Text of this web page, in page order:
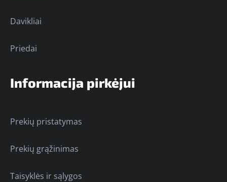
Davikliai
Priedai
Informacija pirkėjui
Prekių pristatymas
Prekių grąžinimas
Taisyklės ir sąlygos